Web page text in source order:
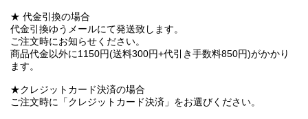
★ 代金引換の場合
代金引換ゆうメールにて発送致します。
ご注文時にお知らせください。
商品代金以外に1150円(送料300円+代引き手数料850円)がかかり
ます。
★クレジットカード決済の場合
ご注文時に「クレジットカード決済」をお選びください。